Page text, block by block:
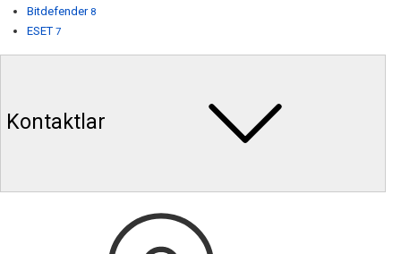
Bitdefender 8
ESET 7
Kontaktlar